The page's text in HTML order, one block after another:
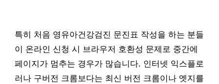
특히 처음 영유아건강검진 문진표 작성을 하는 분들
이 온라인 신청 시 브라우저 호환성 문제로 중간에
페이지가 멈추는 경우가 많습니다. 인터넷 익스플로
러나 구버전 크롬보다는 최신 버전 크롬이나 엣지를